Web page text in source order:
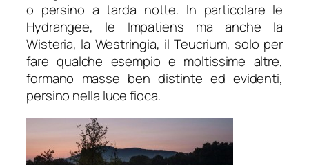
o persino a tarda notte. In particolare le
Hydrangee, le Impatiens ma anche la
Wisteria, la Westringia, il Teucrium, solo per
fare qualche esempio e moltissime altre,
formano masse ben distinte ed evidenti,
persino nella luce fioca.